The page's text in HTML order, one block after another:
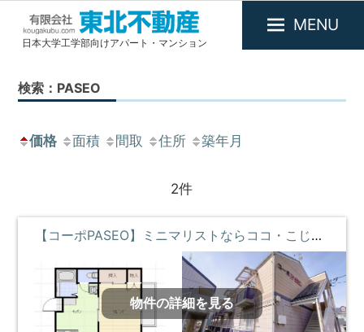
有
会
東
産
日本大学工学部向けアパート・マンション
MENU
検索：PASEO
価格 面積 間取 住所 築年月
2件
【コーポPASEO】ミニマリストならココ・こじんまりと暮らしたい・コンビニ近くて便利 **即入居募集中**
物件の詳細を見る